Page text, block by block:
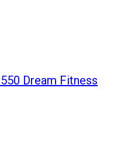
Dream Fitness